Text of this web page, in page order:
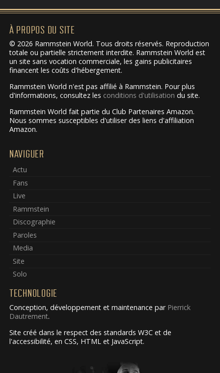
À PROPOS DU SITE
© 2026 Rammstein World. Tous droits réservés. Reproduction
totale ou partielle strictement interdite. Rammstein World est
un site sans vocation commerciale, les gains publicitaires
financent les coûts d'hébergement.
Rammstein World n'est pas affilié à Rammstein. Pour plus
d'informations, consultez les conditions d'utilisation du site.
Rammstein World fait partie du Club Partenaires Amazon.
Nous sommes susceptibles d'utiliser des liens d'affiliation
Amazon.
NAVIGUER
Actu
Fans
Live
Rammstein
Discographie
Paroles
Media
Site
Solo
TECHNOLOGIE
Conception, développement et maintenance par Pierrick
Dautrement.
Site créé dans le respect des standards W3C et de
l'accessibilité, en CSS, HTML et JavaScript.